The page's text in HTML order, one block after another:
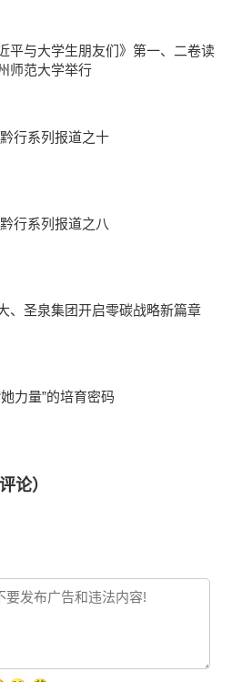
平与大学生朋友们》第一、二卷读
师范大学举行
行系列报道之十
行系列报道之八
、圣泉集团开启零碳战略新篇章
力量”的培育密码
论）